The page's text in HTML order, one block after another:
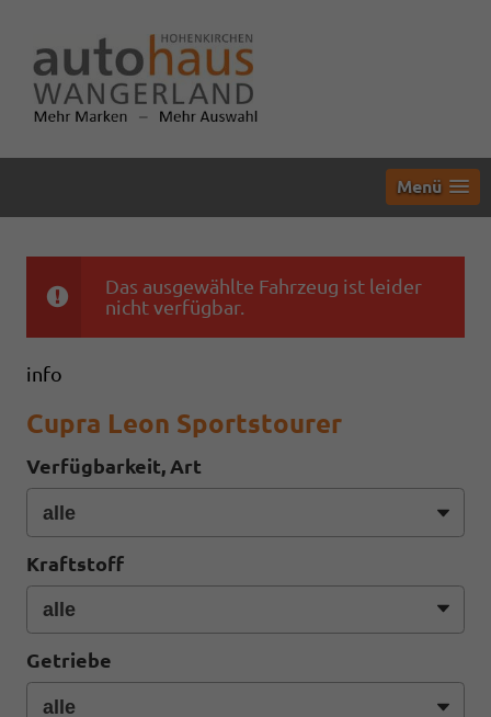
Menü
Das ausgewählte Fahrzeug ist leider
nicht verfügbar.
info
Cupra Leon Sportstourer
Verfügbarkeit, Art
Kraftstoff
Getriebe